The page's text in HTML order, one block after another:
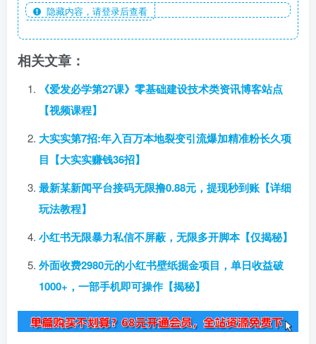
隐藏内容，请登录后查看
相关文章：
《爱发必学第27课》零基础建设技术类资讯博客站点
【视频课程】
大实实第7招:年入百万本地裂变引流爆加精准粉长久项
目【大实实赚钱36招】
最新某新闻平台接码无限撸0.88元，提现秒到账【详细
玩法教程】
小红书无限暴力私信不屏蔽，无限多开脚本【仅揭秘】
外面收费2980元的小红书壁纸掘金项目，单日收益破
1000+，一部手机即可操作【揭秘】